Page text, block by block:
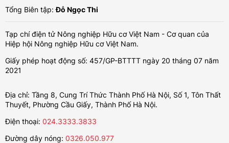
Tổng Biên tập:Đỗ Ngọc Thi
Tạp chí điện tử Nông nghiệp Hữu cơ Việt Nam - Cơ quan của
Hiệp hội Nông nghiệp Hữu cơ Việt Nam.
Giấy phép hoạt động số: 457/GP-BTTTT ngày 20 tháng 07 năm
2021
Địa chỉ: Tầng 8, Cung Trí Thức Thành Phố Hà Nội, Số 1, Tôn Thất
Thuyết, Phường Cầu Giấy, Thành Phố Hà Nội.
Điện thoại: 024.3333.3833
Đường dây nóng: 0326.050.977